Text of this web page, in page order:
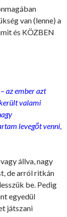
van (lenne) a
és KÖZBEN
az ember azt
valami
levegőt venni,
állva, nagy
de arról ritkán
be. Pedig
egyedül
játszani